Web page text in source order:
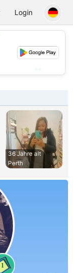
Login
36 Jahre alt
Perth
1